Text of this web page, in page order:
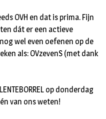
OVH en dat is prima. Fijn
dát er een actieve
wel even oefenen op de
als: OVzevenS (met dank
op donderdag
van ons weten!